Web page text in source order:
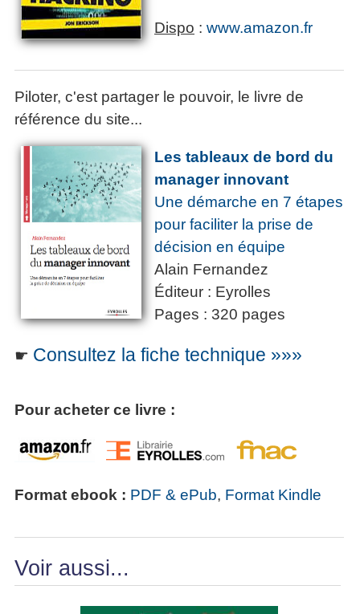
Dispo : www.amazon.fr
Piloter, c'est partager le pouvoir, le livre de
référence du site...
Les tableaux de bord du
manager innovant
Une démarche en 7 étapes
pour faciliter la prise de
décision en équipe
Alain Fernandez
Éditeur : Eyrolles
Pages : 320 pages
☛ Consultez la fiche technique »»»
Pour acheter ce livre :
Format ebook : PDF & ePub, Format Kindle
Voir aussi...